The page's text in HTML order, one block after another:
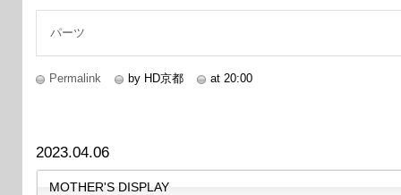
パーツ
Permalink by HD京都 at 20:00
2023.04.06
MOTHER'S DISPLAY